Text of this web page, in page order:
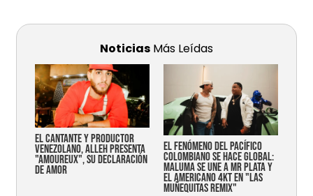
Noticias Más Leídas
EL CANTANTE Y PRODUCTOR
VENEZOLANO, ALLEH PRESENTA
"AMOUREUX", SU DECLARACIÓN
DE AMOR
EL FENÓMENO DEL PACÍFICO
COLOMBIANO SE HACE GLOBAL:
MALUMA SE UNE A MR PLATA Y
EL AMERICANO 4KT EN "LAS
MUÑEQUITAS REMIX"